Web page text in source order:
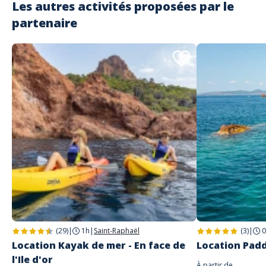
Les autres activités proposées par le
partenaire
(29)| 1h | Saint-Raphaël
Location Kayak de mer - En face de
l'Ile d'or
(3)|
Location